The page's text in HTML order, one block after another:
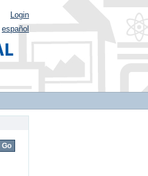
Login
español